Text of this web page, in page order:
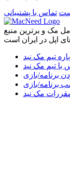
تماس با پشتیبانی
مک و برترین منبع
تیم مک نید
با تیم مک نید
برنامه/بازی
برنامه/بازی
مک نید